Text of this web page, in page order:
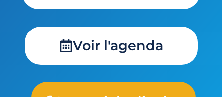
Voir l'agenda